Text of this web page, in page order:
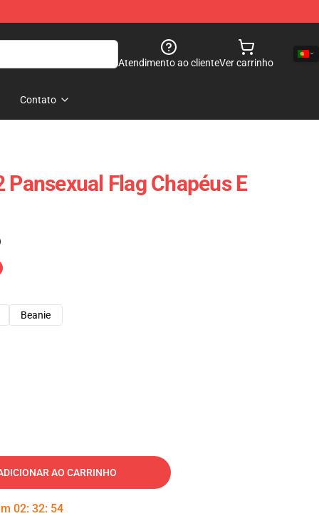
Atendimento ao clienteVer carrinho
Contato
Pansexual Flag Chapéus E
Beanie
AO CARRINHO
02: 32: 53